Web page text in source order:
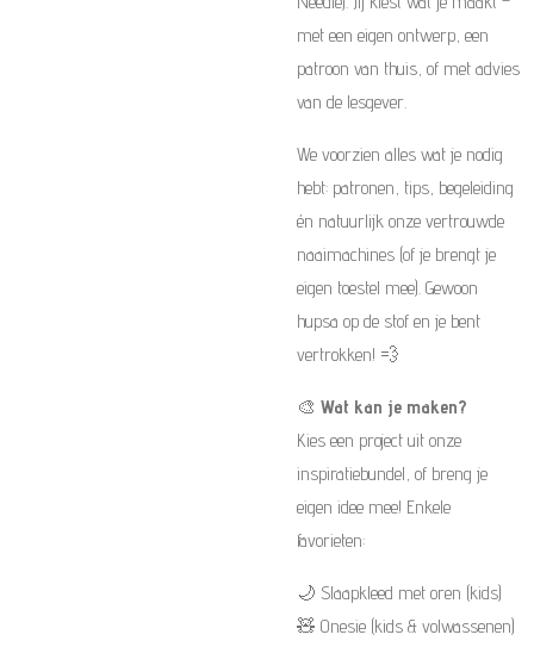
met een eigen ontwerp, een
patroon van thuis, of met advies
van de lesgever.
We voorzien alles wat je nodig
hebt: patronen, tips, begeleiding
én natuurlijk onze vertrouwde
naaimachines (of je brengt je
eigen toestel mee). Gewoon
hupsa op de stof en je bent
vertrokken! 💨
🎨 Wat kan je maken?
Kies een project uit onze
inspiratiebundel, of breng je
eigen idee mee! Enkele
favorieten:
🌙 Slaapkleed met oren (kids)
🧸 Onesie (kids & volwassenen)